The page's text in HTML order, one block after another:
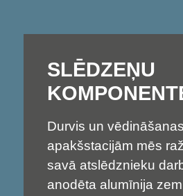
SLĒDZEŅU
Durvis un
apakšstacijām mēs
savā atslēdznieku
anodēta alumīnija